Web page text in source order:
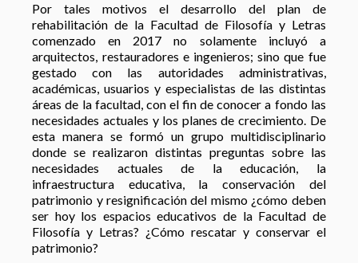
Por tales motivos el desarrollo del plan de
rehabilitación de la Facultad de Filosofía y Letras
comenzado en 2017 no solamente incluyó a
arquitectos, restauradores e ingenieros; sino que fue
gestado con las autoridades administrativas,
académicas, usuarios y especialistas de las distintas
áreas de la facultad, con el fin de conocer a fondo las
necesidades actuales y los planes de crecimiento. De
esta manera se formó un grupo multidisciplinario
donde se realizaron distintas preguntas sobre las
necesidades actuales de la educación, la
infraestructura educativa, la conservación del
patrimonio y resignificación del mismo ¿cómo deben
ser hoy los espacios educativos de la Facultad de
Filosofía y Letras? ¿Cómo rescatar y conservar el
patrimonio?